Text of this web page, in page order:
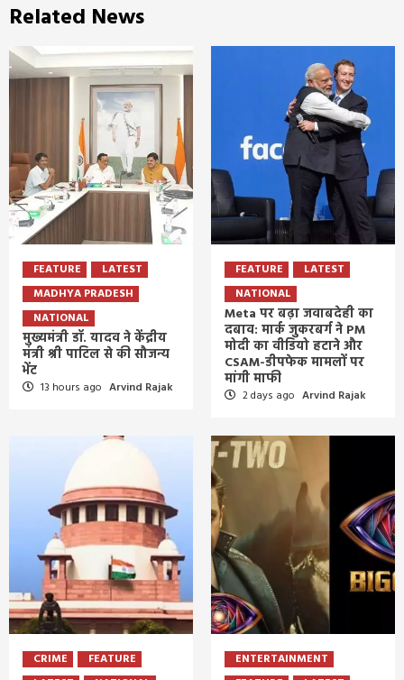
Related News
FEATURE
LATEST
MADHYA PRADESH
NATIONAL
मुख्यमंत्री डॉ. यादव ने केंद्रीय
मंत्री श्री पाटिल से की सौजन्य
भेंट
13 hours ago Arvind Rajak
FEATURE
LATEST
NATIONAL
Meta पर बढ़ा जवाबदेही का
दबाव: मार्क जुकरबर्ग ने PM
मोदी का वीडियो हटाने और
CSAM-डीपफेक मामलों पर
मांगी माफी
2 days ago Arvind Rajak
CRIME
FEATURE
ENTERTAINMENT